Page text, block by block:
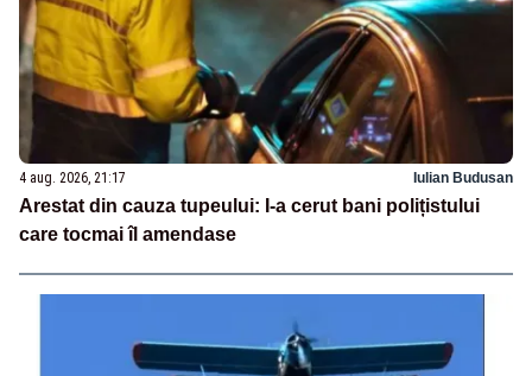
4 aug. 2026, 21:17 Iulian Budusan
Arestat din cauza tupeului: I-a cerut bani polițistului
care tocmai îl amendase